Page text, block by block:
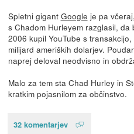
Spletni gigant Google je pa
s Chadom Hurleyem razglasil,
2006 kupil YouTube s
milijard ameriških dolarjev.
naprej deloval neodvisno in
Malo za tem sta Chad Hurley in
kratkim pojasnilom za občinstvo.
32 komentarjev